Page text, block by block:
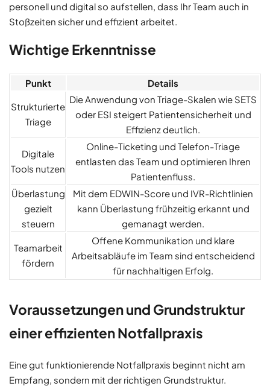
personell und digital so aufstellen, dass Ihr Team auch in
Stoßzeiten sicher und effizient arbeitet.
Wichtige Erkenntnisse
Punkt Details
Strukturierte
Triage
Die Anwendung von Triage-Skalen wie SETS
oder ESI steigert Patientensicherheit und
Effizienz deutlich.
Digitale
Tools nutzen
Online-Ticketing und Telefon-Triage
entlasten das Team und optimieren Ihren
Patientenfluss.
Überlastung
gezielt
steuern
Mit dem EDWIN-Score und IVR-Richtlinien
kann Überlastung frühzeitig erkannt und
gemanagt werden.
Teamarbeit
fördern
Offene Kommunikation und klare
Arbeitsabläufe im Team sind entscheidend
für nachhaltigen Erfolg.
Voraussetzungen und Grundstruktur
einer effizienten Notfallpraxis
Eine gut funktionierende Notfallpraxis beginnt nicht am
Empfang, sondern mit der richtigen Grundstruktur.